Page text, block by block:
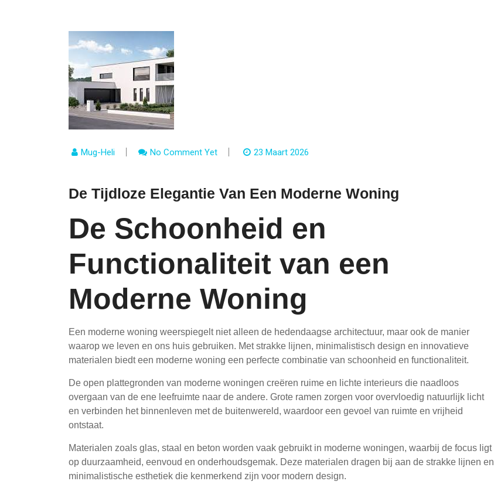
Mug-Heli No Comment Yet 23 Maart 2026
De Tijdloze Elegantie Van Een Moderne Woning
De Schoonheid en
Functionaliteit van een
Moderne Woning
Een moderne woning weerspiegelt niet alleen de hedendaagse architectuur, maar ook de manier
waarop we leven en ons huis gebruiken. Met strakke lijnen, minimalistisch design en innovatieve
materialen biedt een moderne woning een perfecte combinatie van schoonheid en functionaliteit.
De open plattegronden van moderne woningen creëren ruime en lichte interieurs die naadloos
overgaan van de ene leefruimte naar de andere. Grote ramen zorgen voor overvloedig natuurlijk licht
en verbinden het binnenleven met de buitenwereld, waardoor een gevoel van ruimte en vrijheid
ontstaat.
Materialen zoals glas, staal en beton worden vaak gebruikt in moderne woningen, waarbij de focus ligt
op duurzaamheid, eenvoud en onderhoudsgemak. Deze materialen dragen bij aan de strakke lijnen en
minimalistische esthetiek die kenmerkend zijn voor modern design.